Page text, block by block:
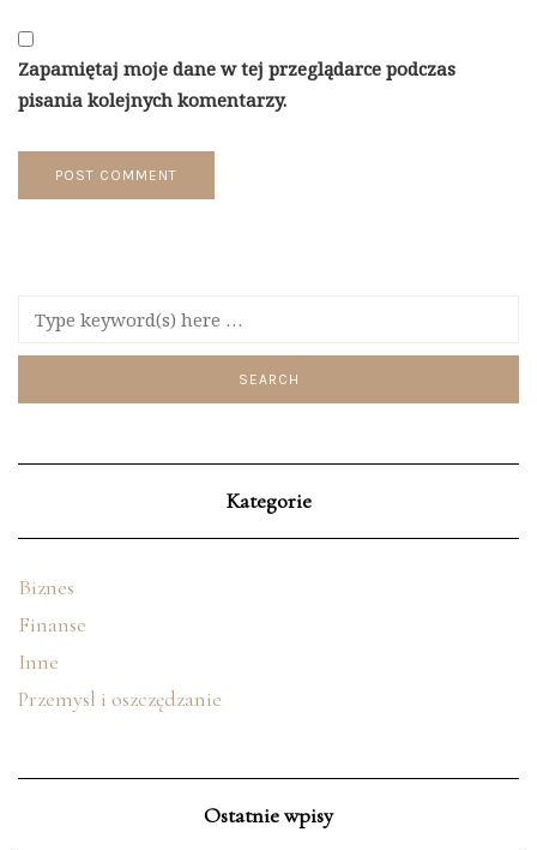
Zapamiętaj moje dane w tej przeglądarce podczas
pisania kolejnych komentarzy.
Kategorie
Biznes
Finanse
Inne
Przemysł i oszczędzanie
Ostatnie wpisy